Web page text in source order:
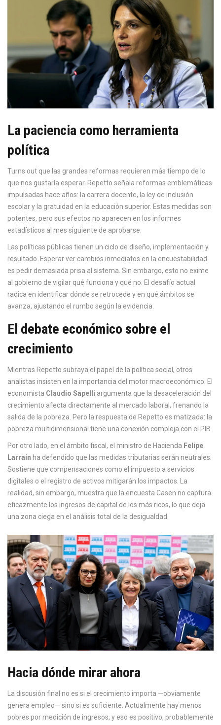
La paciencia como herramienta
política
Turns out que las grandes reformas requieren más tiempo de lo
que nos gustaría esperar. Repetto señala reformas emblemáticas
impulsadas hace años: la carrera docente, la ley de inclusión
escolar y la gratuidad en la educación superior. Estas medidas son
potentes, pero sus efectos no aparecen en los informes
estadísticos al mes siguiente de aprobarse.
Las políticas públicas tienen un ciclo de diseño, implementación y
resultado. Esperar ver cambios inmediatos en la encuestabilidad
es pedir demasiada prisa al sistema. Sin embargo, esto no exime
al gobierno de vigilar qué funciona y qué no. El desafío actual
radica en identificar dónde se retrocede y en qué ámbitos se
avanza, ajustando el rumbo según la evidencia.
El debate económico sobre el
crecimiento
Mientras Repetto subraya el papel de la política social, otros
analistas insisten en la importancia del motor macroeconómico. El
economista Claudio Sapelli argumenta que la desaceleración del
crecimiento afecta directamente al mercado laboral, frenando la
salida de la pobreza. Pero la respuesta de Repetto es matizada: la
pobreza multidimensional tiene una conexión compleja con el PIB.
Por otro lado, en el ámbito fiscal, el ministro de Hacienda Felipe
Larraín ha defendido que las medidas tributarias serán neutrales.
Sostiene que compensaciones como el impuesto a servicios
digitales o el registro de activos mitigarán los impactos. La
realidad, sin embargo, muestra que la encuesta Casen no captura
eficazmente los ingresos de capital de los más ricos, lo que deja
una zona ciega en el análisis total de la desigualdad.
Hacia dónde mirar ahora
La discusión final no es si el crecimiento importa —obviamente
genera empleo— sino si es suficiente. Actualmente hay menos
pobres por medición de ingresos, y eso es positivo, probablemente